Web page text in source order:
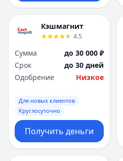
Кэшмагнит
4.5
Сумма
до 30 000 ₽
Срок
до 30 дней
Одобрение
Низкое
Для новых клиентов
Круглосуточно
Получить деньги